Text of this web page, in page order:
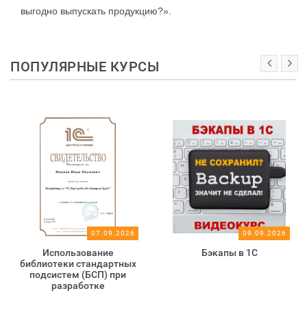
выгодно выпускать продукцию?».
ПОПУЛЯРНЫЕ КУРСЫ
07.09.2026
Использование
библиотеки стандартных
подсистем (БСП) при
разработке
09.09.2026
Бэкапы в 1С